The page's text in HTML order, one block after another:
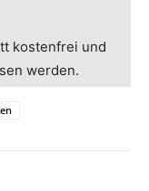
kostenfrei und
werden.